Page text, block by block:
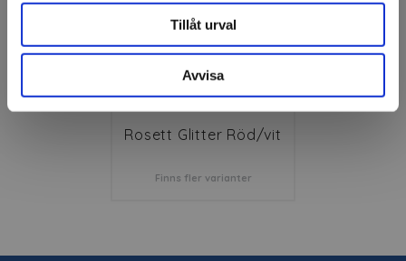
Tillåt urval
Avvisa
Rosett Glitter Röd/vit
Finns fler varianter